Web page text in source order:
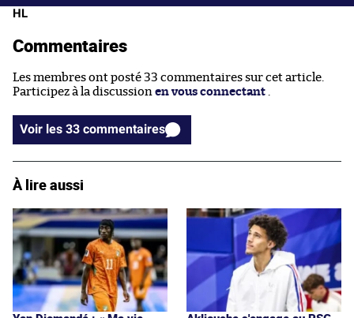
HL
Commentaires
Les membres ont posté 33 commentaires sur cet article.
Participez à la discussion en vous connectant
Voir les 33 commentaires
À lire aussi